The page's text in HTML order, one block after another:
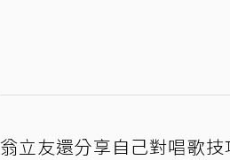
翁立友還分享自己對唱歌